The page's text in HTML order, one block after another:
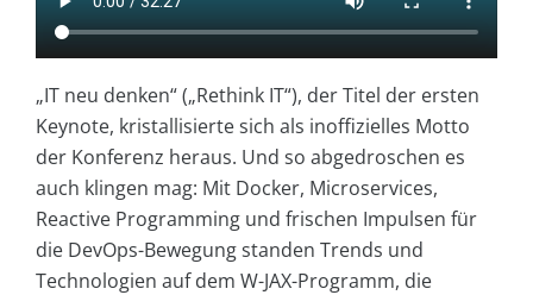
„IT neu denken“ („Rethink IT“), der Titel der ersten
Keynote, kristallisierte sich als inoffizielles Motto
der Konferenz heraus. Und so abgedroschen es
auch klingen mag: Mit Docker, Microservices,
Reactive Programming und frischen Impulsen für
die DevOps-Bewegung standen Trends und
Technologien auf dem W-JAX-Programm, die